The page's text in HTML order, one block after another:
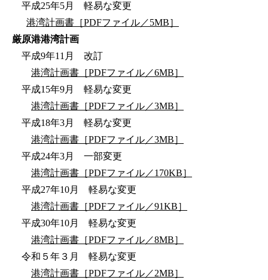
平成25年5月 軽易な変更
港湾計画書［PDFファイル／5MB］
厳原港港湾計画
平成9年11月 改訂
港湾計画書［PDFファイル／6MB］
平成15年9月 軽易な変更
港湾計画書［PDFファイル／3MB］
平成18年3月 軽易な変更
港湾計画書［PDFファイル／3MB］
平成24年3月 一部変更
港湾計画書［PDFファイル／170KB］
平成27年10月 軽易な変更
港湾計画書［PDFファイル／91KB］
平成30年10月 軽易な変更
港湾計画書［PDFファイル／8MB］
令和５年３月 軽易な変更
港湾計画書［PDFファイル／2MB］